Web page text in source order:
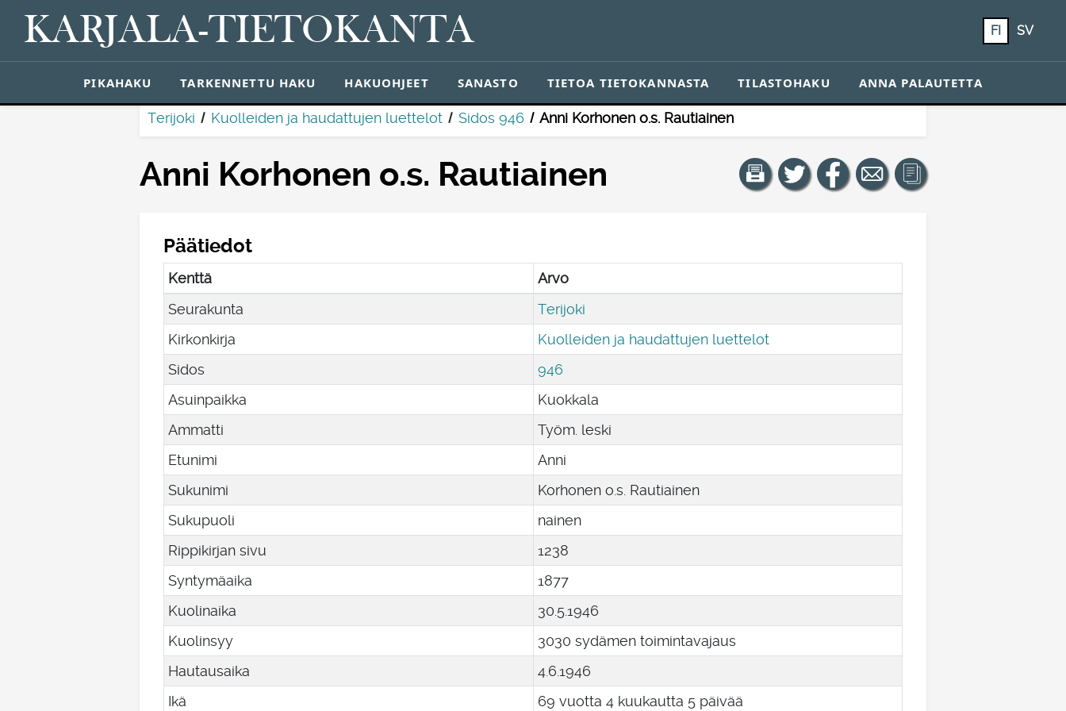
KARJALA-TIETOKANTA FI SV
PIKAHAKU TARKENNETTU HAKU HAKUOHJEET SANASTO TIETOA TIETOKANNASTA TILASTOHAKU ANNA PALAUTETTA
Terijoki Kuolleiden ja haudattujen luettelot Sidos 946 Anni Korhonen o.s. Rautiainen
Anni Korhonen o.s. Rautiainen
Päätiedot
Kenttä
Arvo
Seurakunta
Terijoki
Kirkonkirja
Kuolleiden ja haudattujen luettelot
Sidos
946
Asuinpaikka
Kuokkala
Ammatti
Työm. leski
Etunimi
Anni
Sukunimi
Korhonen o.s. Rautiainen
Sukupuoli
nainen
Rippikirjan sivu
1238
Syntymäaika
1877
Kuolinaika
30 5.1946
Kuolinsyy
3030 sydämen toimintavajaus
Hautausaika
46.1946
Ikä
69 vuotta 4 kuukautta 5 päivää